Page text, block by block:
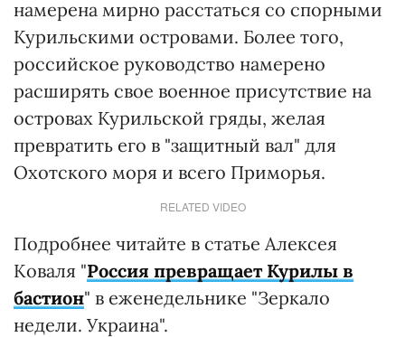
намерена мирно расстаться со спорными
Курильскими островами. Более того,
российское руководство намерено
расширять свое военное присутствие на
островах Курильской гряды, желая
превратить его в "защитный вал" для
Охотского моря и всего Приморья.
RELATED VIDEO
Подробнее читайте в статье Алексея
Коваля "Россия превращает Курилы в
бастион" в еженедельнике "Зеркало
недели. Украина".